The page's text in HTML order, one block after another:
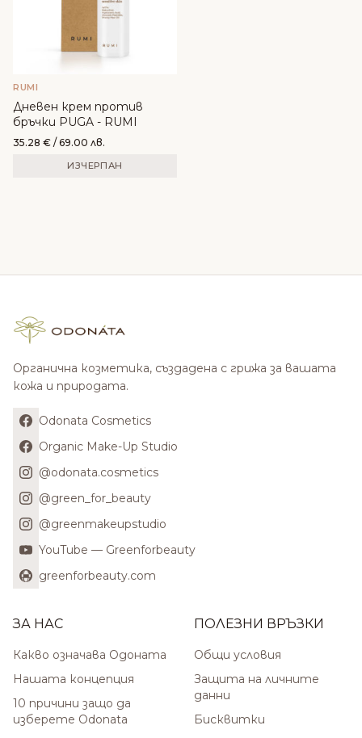
RUMI
Дневен крем против
бръчки PUGA - RUMI
35.28 € / 69.00 лв.
ИЗЧЕРПАН
Органична козметика, създадена с грижа за вашата
кожа и природата.
Odonata Cosmetics
Organic Make-Up Studio
@odonata.cosmetics
@green_for_beauty
@greenmakeupstudio
YouTube — Greenforbeauty
greenforbeauty.com
ЗА НАС
Какво означава Одоната
Нашата концепция
10 причини защо да
изберете Odonata
ПОЛЕЗНИ ВРЪЗКИ
Общи условия
Защита на личните
данни
Бисквитки